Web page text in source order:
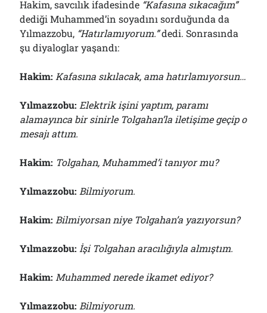
Hakim, savcılık ifadesinde “Kafasına sıkacağım”
dediği Muhammed’in soyadını sorduğunda da
Yılmazzobu, “Hatırlamıyorum.”dedi. Sonrasında
şu diyaloglar yaşandı:
Hakim: Kafasına sıkılacak, ama hatırlamıyorsun…
Yılmazzobu: Elektrik işini yaptım, paramı
alamayınca bir sinirle Tolgahan’la iletişime geçip o
mesajı attım.
Hakim: Tolgahan, Muhammed’i tanıyor mu?
Yılmazzobu: Bilmiyorum.
Hakim: Bilmiyorsan niye Tolgahan’a yazıyorsun?
Yılmazzobu: İşi Tolgahan aracılığıyla almıştım.
Hakim: Muhammed nerede ikamet ediyor?
Yılmazzobu: Bilmiyorum.